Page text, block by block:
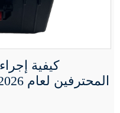
كيفية
المحترفين لعام 2026: الدليل الصناعي الشامل